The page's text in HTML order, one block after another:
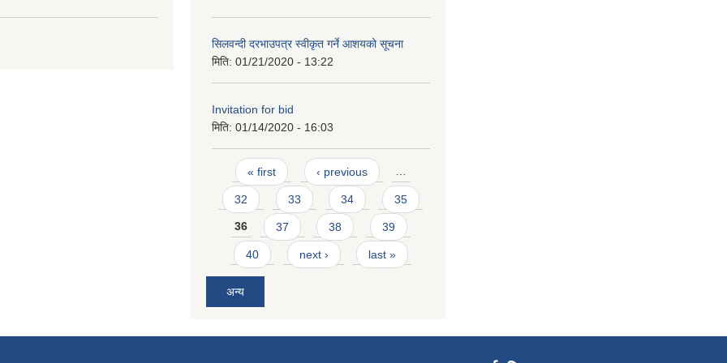
सिलवन्दी दरभाउपत्र स्वीकृत गर्ने आशयको सूचना
मिति: 01/21/2020 - 13:22
Invitation for bid
मिति: 01/14/2020 - 16:03
Pages
« first ‹ previous …
32 33 34 35
36 37 38 39
40 next › last »
अन्य